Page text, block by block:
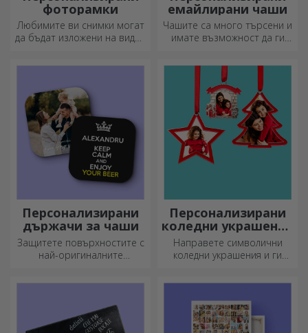
фоторамки
Любимите ви снимки могат
да бъдат изложени на видно
емайлирани чаши
Чашите са много търсени и
имате възможност да ги
и да отидете, защото
емайлираните не се чупят.
Персонализирани
държачи за чаши
Защитете повърхностите с
най-оригиналните
Персонализирани
коледни украшения
за елха
Направете символични
коледни украшения и ги